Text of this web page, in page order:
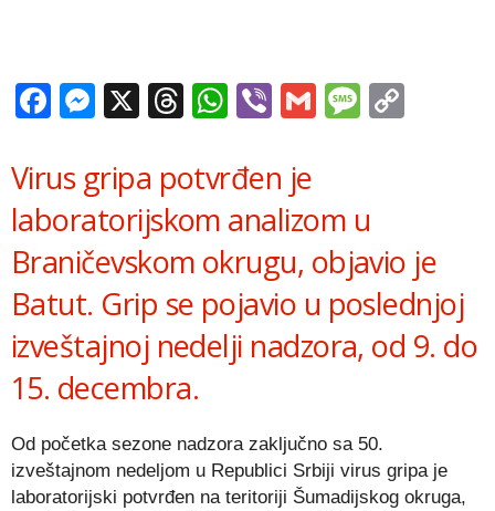
Facebook
Messenger
X Threads
WhatsApp
ViberGmail
Virus gripa potvrđen je
laboratorijskom analizom u
Braničevskom okrugu, objavio je
Batut. Grip se pojavio u poslednjoj
izveštajnoj nedelji nadzora, od 9. do
15. decembra.
Od početka sezone nadzora zaključno sa 50.
izveštajnom nedeljom u Republici Srbiji virus gripa je
laboratorijski potvrđen na teritoriji Šumadijskog okruga,